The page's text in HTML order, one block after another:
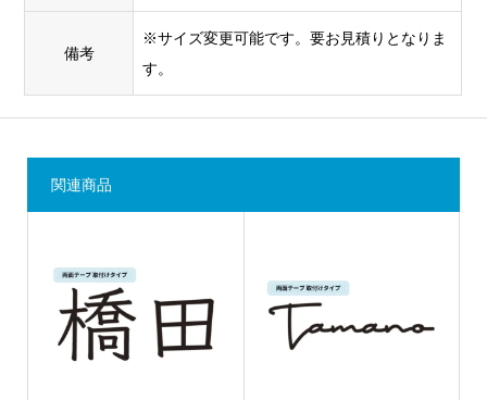
備考
※サイズ変更可能です。要お見積りとなりま
す。
関連商品